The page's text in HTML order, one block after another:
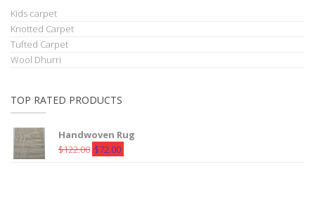
Kids carpet
Knotted Carpet
Tufted Carpet
Wool Dhurri
TOP RATED PRODUCTS
Handwoven Rug
$122.00 Original
$72.00